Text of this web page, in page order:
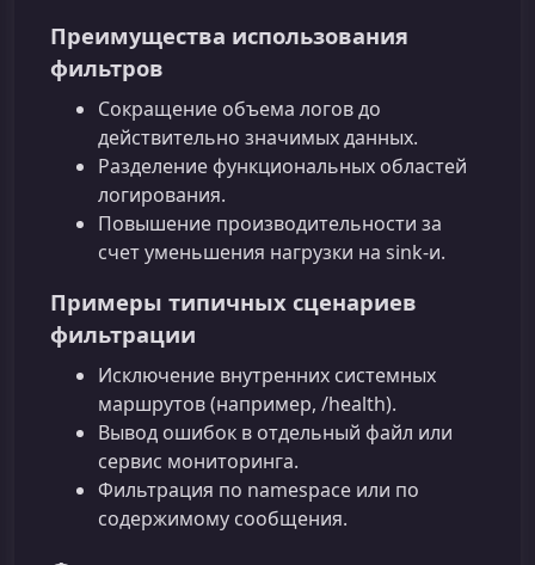
Преимущества использования
фильтров
Сокращение объема логов до
действительно значимых данных.
Разделение функциональных областей
логирования.
Повышение производительности за
счет уменьшения нагрузки на sink-и.
Примеры типичных сценариев
фильтрации
Исключение внутренних системных
маршрутов (например, /health).
Вывод ошибок в отдельный файл или
сервис мониторинга.
Фильтрация по namespace или по
содержимому сообщения.